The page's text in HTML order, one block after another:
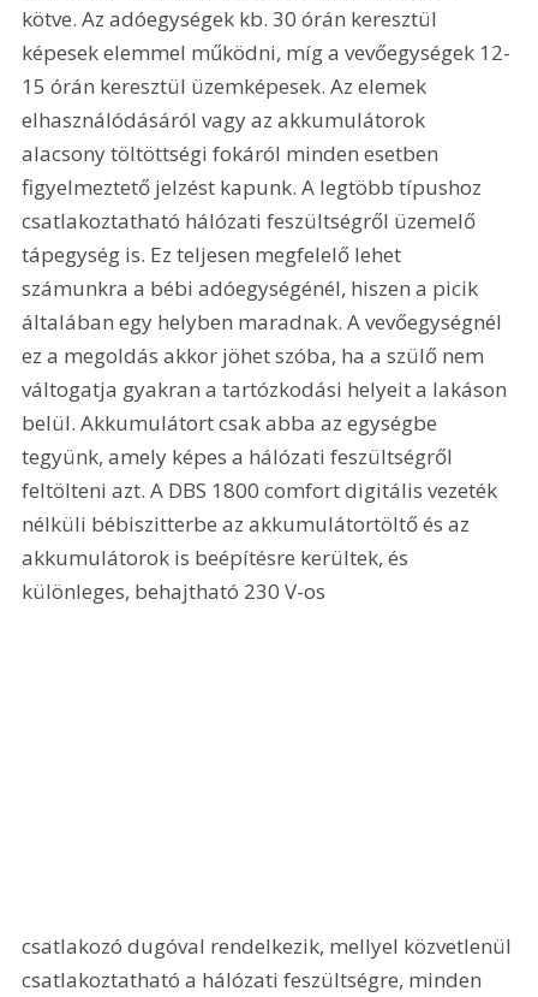
kötve. Az adóegységek kb. 30 órán keresztül
képesek elemmel működni, míg a vevőegységek 12-
15 órán keresztül üzemképesek. Az elemek
elhasználódásáról vagy az akkumulátorok
alacsony töltöttségi fokáról minden esetben
figyelmeztető jelzést kapunk. A legtöbb típushoz
csatlakoztatható hálózati feszültségről üzemelő
tápegység is. Ez teljesen megfelelő lehet
számunkra a bébi adóegységénél, hiszen a picik
általában egy helyben maradnak. A vevőegységnél
ez a megoldás akkor jöhet szóba, ha a szülő nem
váltogatja gyakran a tartózkodási helyeit a lakáson
belül. Akkumulátort csak abba az egységbe
tegyünk, amely képes a hálózati feszültségről
feltölteni azt. A DBS 1800 comfort digitális vezeték
nélküli bébiszitterbe az akkumulátortöltő és az
akkumulátorok is beépítésre kerültek, és
különleges, behajtható 230 V-os
csatlakozó dugóval rendelkezik, mellyel közvetlenül
csatlakoztatható a hálózati feszültségre, minden